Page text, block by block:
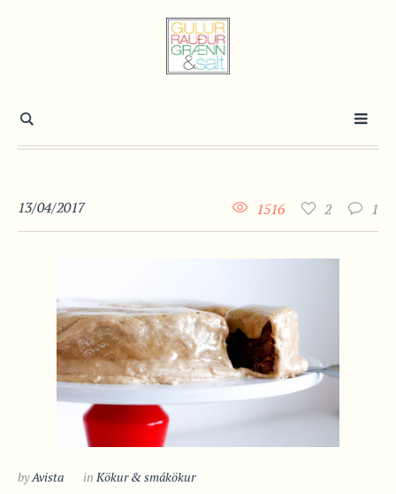
13/04/2017 1
2
1516
byAvista in Kökur & smákökur